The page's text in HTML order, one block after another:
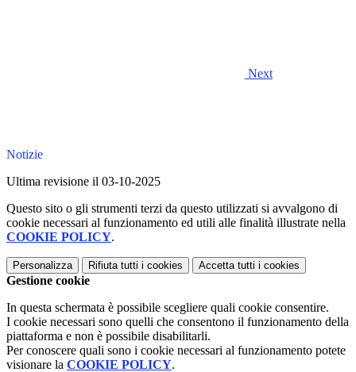
Next
Notizie
Ultima revisione il 03-10-2025
Questo sito o gli strumenti terzi da questo utilizzati si avvalgono di
cookie necessari al funzionamento ed utili alle finalità illustrate nella
COOKIE POLICY.
Personalizza Rifiuta tutti i cookies Accetta tutti i cookies
Gestione cookie
In questa schermata è possibile scegliere quali cookie consentire.
I cookie necessari sono quelli che consentono il funzionamento della
piattaforma e non è possibile disabilitarli.
Per conoscere quali sono i cookie necessari al funzionamento potete
visionare la COOKIE POLICY.